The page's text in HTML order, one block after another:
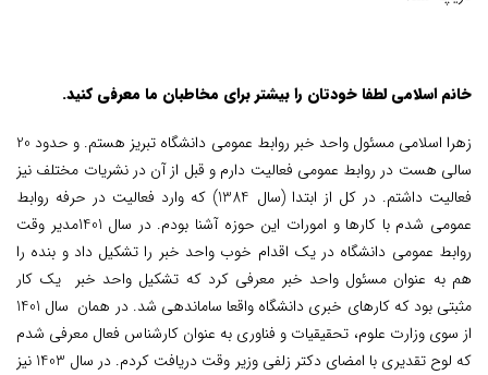
خانم اسلامی لطفا خودتان را بیشتر برای مخاطبان ما معرفی کنید.
زهرا اسلامی مسئول واحد خبر روابط عمومی دانشگاه تبریز هستم. و حدود 20
سالی هست در روابط عمومی فعالیت دارم و قبل از آن در نشریات مختلف نیز
فعالیت داشتم. در کل از ابتدا (سال 1384) که وارد فعالیت در حرفه روابط
عمومی شدم با کارها و امورات این حوزه آشنا بودم. در سال 1401مدیر وقت
روابط عمومی دانشگاه در یک اقدام خوب واحد خبر را تشکیل داد و بنده را
هم به عنوان مسئول واحد خبر معرفی کرد که تشکیل واحد خبر یک کار
مثبتی بود که کارهای خبری دانشگاه واقعا ساماندهی شد. در همان سال 1401
از سوی وزارت علوم، تحقیقیات و فناوری به عنوان کارشناس فعال معرفی شدم
که لوح تقدیری با امضای دکتر زلفی وزیر وقت دریافت کردم. در سال 1403 نیز